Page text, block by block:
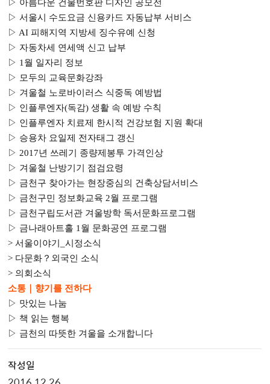
▷ 아름다운 건물번호판 디자인 공모전
▷서울시 수도요금 신용카드 자동납부 서비스
▷ AI 피해지역 지방세 징수유예 신청
▷ 자동차세 연세액 신고 납부
▷ 1 월 일자리 정보
▷ 모두의 교육문화강좌
▷ 겨울철 노로바이러스 식중독 예방법
▷ 인플루엔자(독감)생활 속 예방 수칙
▷ 인플루엔자 치료제 한시적 건강보험 지원 확대
▷ 승용차 요일제 전자태그 갱신
▷ 2017년 쓰레기 종량제봉투 가격인상
▷ 겨울철 난방기기 점검요령
▷ 금천구 찾아가는 현장중심의 건축상담서비스
▷ 금천구민 정보화교육 2월 프로그램
▷ 금천구립도서관 겨울방학 독서문화프로그램
▷ 금나래아트홀 1 월 문화공연 프로그램
>서울이야기 _시정소식
> 다문화 ？ 외국인 소식
> 의회소식
소통｜ 향기를 전하다
▷ 맛있는 나눔
▷ 책 읽는 행복
▷ 금천의 따뜻한 겨울을 소개합니다
작성일